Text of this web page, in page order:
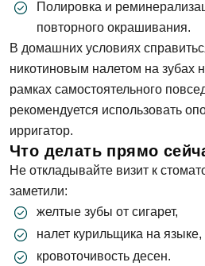
Полировка и
повторного окрашивания.
В домашних условиях
никотиновым налетом на зубах
рамках самостоятельного
рекомендуется использовать
ирригатор.
Что делать прямо
Не откладывайте визит к
заметили:
желтые зубы от сигарет,
налет курильщика на языке,
кровоточивость десен.
данных
Мы свяжемся с вами в
ОК